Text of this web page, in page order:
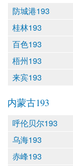
防城港193
桂林193
百色193
梧州193
来宾193
内蒙古193
呼伦贝尔193
乌海193
赤峰193